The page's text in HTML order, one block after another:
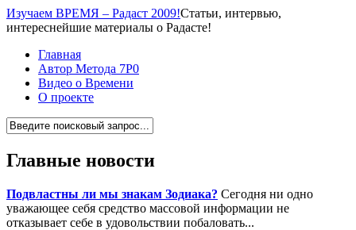
Изучаем ВРЕМЯ – Радаст 2009!Статьи, интервью,
интереснейшие материалы о Радасте!
Главная
Автор Метода 7Р0
Видео о Времени
О проекте
Главные новости
Подвластны ли мы знакам Зодиака? Сегодня ни одно
уважающее себя средство массовой информации не
отказывает себе в удовольствии побаловать...